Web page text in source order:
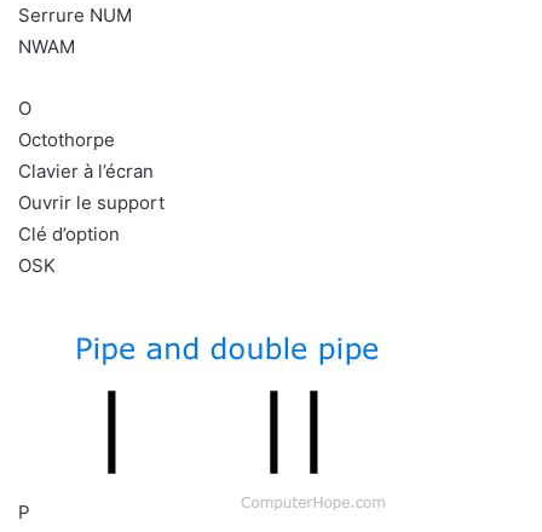
Serrure NUM
NWAM
O
Octothorpe
Clavier à l’écran
Ouvrir le support
Clé d’option
OSK
P